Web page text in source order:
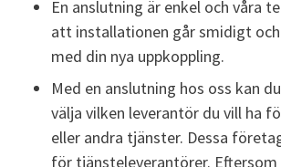
En anslutning är enkel och våra
att installationen går smidigt
med din nya uppkoppling.
Med en anslutning hos oss kan
välja vilken leverantör du vill ha
eller andra tjänster. Dessa
för tjänsteleverantörer.